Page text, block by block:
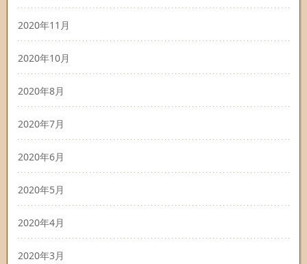
2020年11月
2020年10月
2020年8月
2020年7月
2020年6月
2020年5月
2020年4月
2020年3月